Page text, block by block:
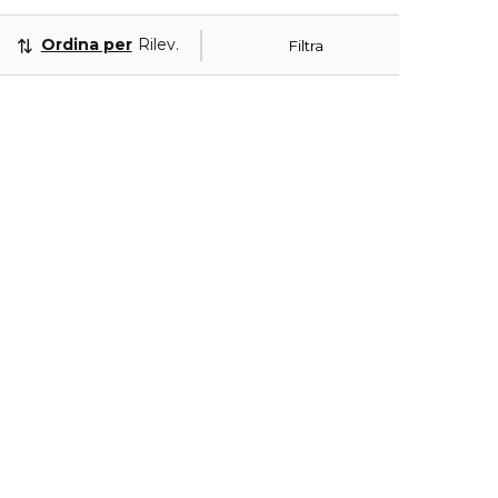
Filtra
Ordina per Rilevanza